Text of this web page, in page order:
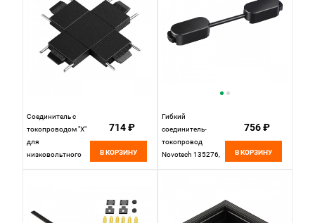
Соединитель с
токопроводом "X"
для
низковольтного
714 ₽
В КОРЗИНУ
Гибкий
соединитель-
токопровод
Novotech 135276,
756 ₽
В КОРЗИНУ